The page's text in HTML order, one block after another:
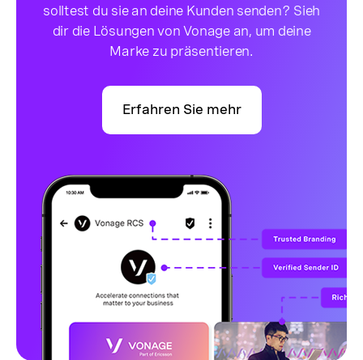
solltest du sie an deine Kunden senden? Sieh
dir die Lösungen von Vonage an, um deine
Marke zu präsentieren.
Erfahren Sie mehr